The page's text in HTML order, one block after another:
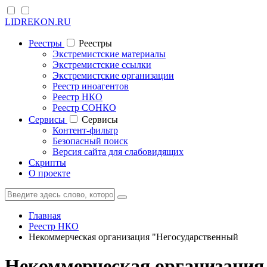
LIDREKON.RU
Реестры
Реестры
Экстремистские материалы
Экстремистские ссылки
Экстремистские организации
Реестр иноагентов
Реестр НКО
Реестр СОНКО
Cервисы
Cервисы
Контент-фильтр
Безопасный поиск
Версия сайта для слабовидящих
Скрипты
О проекте
Главная
Реестр НКО
Некоммерческая организация "Негосударственный